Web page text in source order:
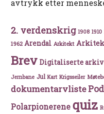
avtrykk etter
2. verdenskrig 1908 1910
1962 Arendal Arkitekt
Brev Digitaliserte arkiv
Jernbane Jul Kart Krigsseiler
dokumentarvliste
Polarpionerene quiz